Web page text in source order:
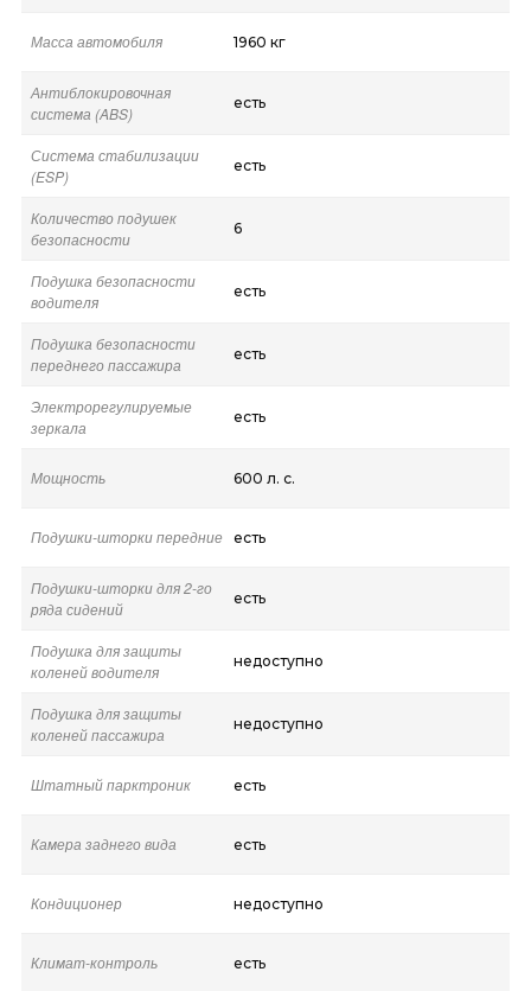
Масса автомобиля 1960 кг
Антиблокировочная
система (ABS)
есть
Система стабилизации
(ESP)
есть
Количество подушек
безопасности
6
Подушка безопасности
водителя
есть
Подушка безопасности
переднего пассажира
есть
Электрорегулируемые
зеркала
есть
Мощность 600 л. с.
Подушки-шторки передние есть
Подушки-шторки для 2-го
ряда сидений
есть
Подушка для защиты
коленей водителя
недоступно
Подушка для защиты
коленей пассажира
недоступно
Штатный парктроник есть
Камера заднего вида есть
Кондиционер недоступно
Климат-контроль есть